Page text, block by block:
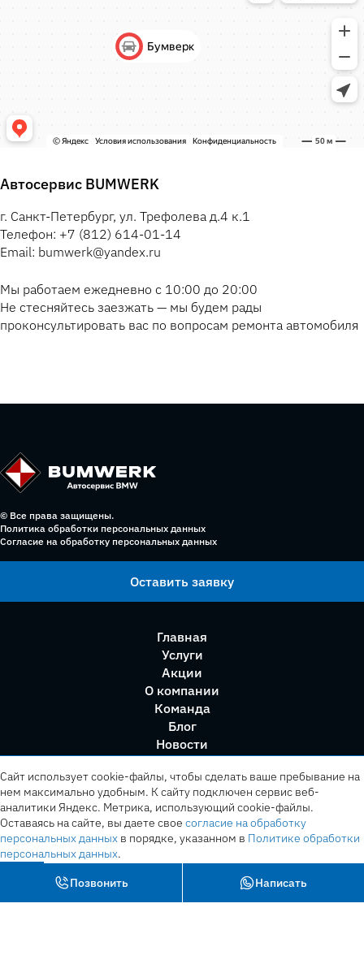
Автосервис BUMWERK
г. Санкт-Петербург, ул. Трефолева д.4 к.1
Телефон: +7 (812) 614-01-14
Email: bumwerk@yandex.ru
Мы работаем ежедневно с 10:00 до 20:00
Не стесняйтесь заезжать — мы будем рады
проконсультировать вас по вопросам ремонта автомобиля
© Все права защищены.
Политика обработки персональных данных
Согласие на обработку персональных данных
Оставить заявку
Главная
Услуги
Акции
О компании
Команда
Блог
Новости
Позвонить Написать
Сайт использует cookie-файлы, чтобы сделать ваше пребывание на
нем максимально удобным. К cайту подключен сервис веб-
аналитики Яндекс. Метрика, использующий cookie-файлы.
Оставаясь на сайте, вы даете свое согласие на обработку
персональных данных в порядке, указанном в Политике обработки
персональных данных.